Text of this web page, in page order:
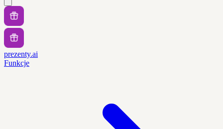
prezenty.ai
Funkcje